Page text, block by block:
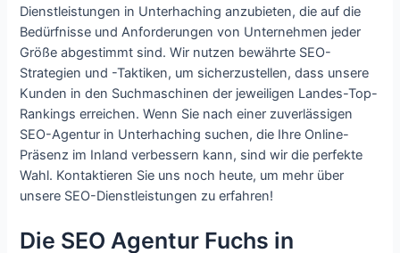
Dienstleistungen in Unterhaching anzubieten, die auf die
Bedürfnisse und Anforderungen von Unternehmen jeder
Größe abgestimmt sind. Wir nutzen bewährte SEO-
Strategien und -Taktiken, um sicherzustellen, dass unsere
Kunden in den Suchmaschinen der jeweiligen Landes-Top-
Rankings erreichen. Wenn Sie nach einer zuverlässigen
SEO-Agentur in Unterhaching suchen, die Ihre Online-
Präsenz im Inland verbessern kann, sind wir die perfekte
Wahl. Kontaktieren Sie uns noch heute, um mehr über
unsere SEO-Dienstleistungen zu erfahren!
Die SEO Agentur Fuchs in